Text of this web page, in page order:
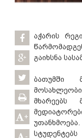
+
აჭარის
გაიხსნა
ბათუმში
მხარეებს